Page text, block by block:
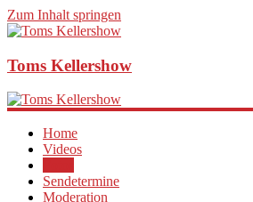
Zum Inhalt springen
Toms Kellershow
Home
Videos
Sendetermine
Moderation